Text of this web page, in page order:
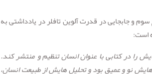
و جابجایی در قدرت آلوین تافلر در یادداشتی به
را در کتابی با عنوان انسان تنظیم و منتشر کند.
نو و عمیق بود و تحلیل هایش از طبیعت انسان،